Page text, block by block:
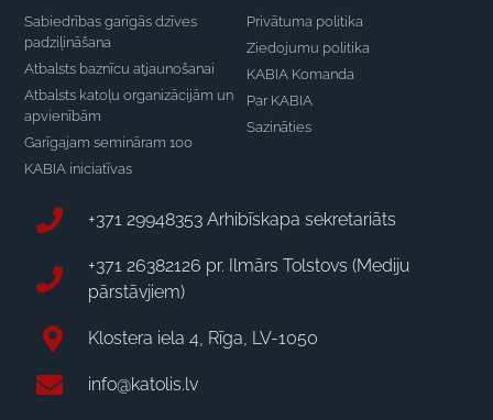
Sabiedrības garīgās dzīves
padziļināšana
Atbalsts baznīcu atjaunošanai
Atbalsts katoļu organizācijām un
apvienībām
Garīgajam semināram 100
KABIA iniciatīvas
Privātuma politika
Ziedojumu politika
KABIA Komanda
Par KABIA
Sazināties
+371 29948353 Arhibīskapa sekretariāts
+371 26382126 pr. Ilmārs Tolstovs (Mediju
pārstāvjiem)
Klostera iela 4, Rīga, LV-1050
info@katolis.lv